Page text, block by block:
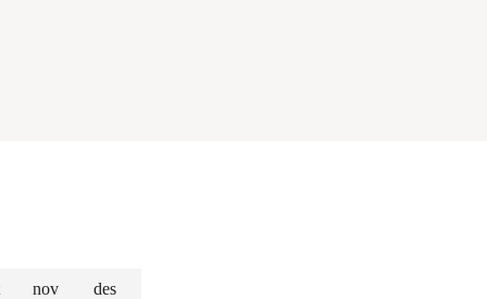
nov des